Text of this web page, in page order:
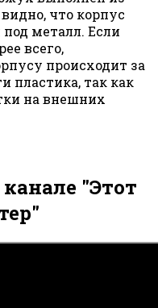
что корпус
металл. Если
всего,
происходит за
пластика, так как
на внешних
"Этот